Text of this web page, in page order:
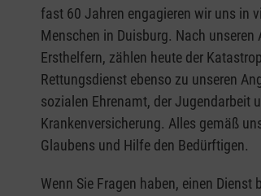
fast 60 Jahren engagieren wir uns in
Menschen in Duisburg. Nach
Ersthelfern, zählen heute der
Rettungsdienst ebenso zu unseren
sozialen Ehrenamt, der Jugendarbeit
Krankenversicherung. Alles gemäß
Glaubens und Hilfe den Bedürftigen.
Wenn Sie Fragen haben, einen